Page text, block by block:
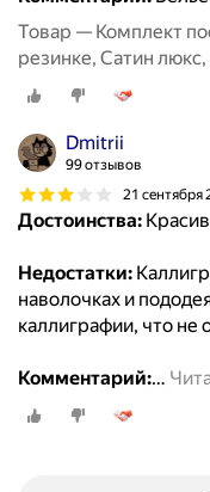
Товар — Комплект
резинке, Сатин
Dmitrii
99 отзывов
21 сентября
Достоинства:
Недостатки:
наволочках и
каллиграфии, что не
Комментарий:…